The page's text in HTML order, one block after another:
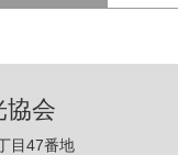
協会
目47番地